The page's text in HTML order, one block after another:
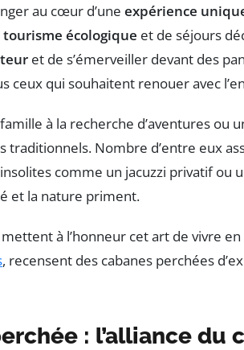
au cœur d’une expérience
tourisme écologique et de séjours
et de s’émerveiller devant des
ceux qui souhaitent renouer avec
à la recherche d’aventures ou
Nombre d’entre eux
comme un jacuzzi privatif
et la nature priment.
à l’honneur cet art de vivre
, recensent des cabanes perchées
: l’alliance